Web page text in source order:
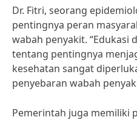
Dr. Fitri, seorang
pentingnya peran
wabah penyakit. “Edukasi
tentang pentingnya
kesehatan sangat
penyebaran wabah
Pemerintah juga memiliki